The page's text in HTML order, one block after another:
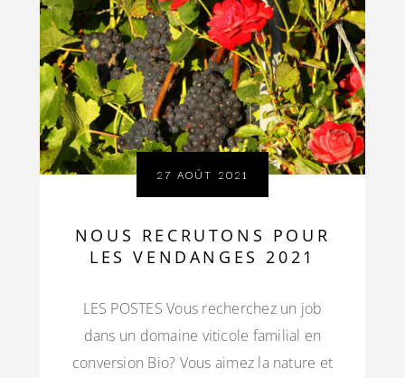
27 AOÛT 2021
NOUS RECRUTONS POUR
LES VENDANGES 2021
LES POSTES Vous recherchez un job
dans un domaine viticole familial en
conversion Bio? Vous aimez la nature et